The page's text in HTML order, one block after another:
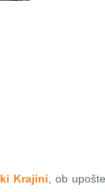
Krajini , ob